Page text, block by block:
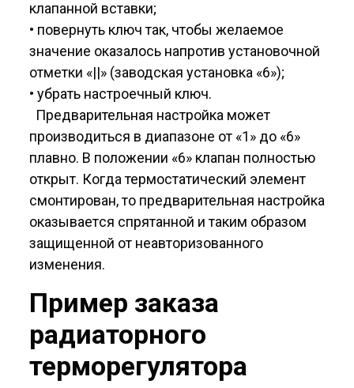
клапанной вставки;
• повернуть ключ так, чтобы желаемое
значение оказалось напротив установочной
отметки «||» (заводская установка «6»);
• убрать настроечный ключ.
Предварительная настройка может
производиться в диапазоне от «1» до «6»
плавно. В положении «6» клапан полностью
открыт. Когда термостатический элемент
смонтирован, то предварительная настройка
оказывается спрятанной и таким образом
защищенной от неавторизованного
изменения.
Пример заказа
радиаторного
терморегулятора